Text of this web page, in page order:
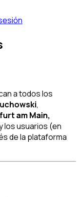
a todos los
,
am Main,
los usuarios (en
de la plataforma